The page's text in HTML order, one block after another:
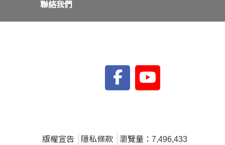
聯絡我們
版權宣告 隱私條款 瀏覽量：7,496,433